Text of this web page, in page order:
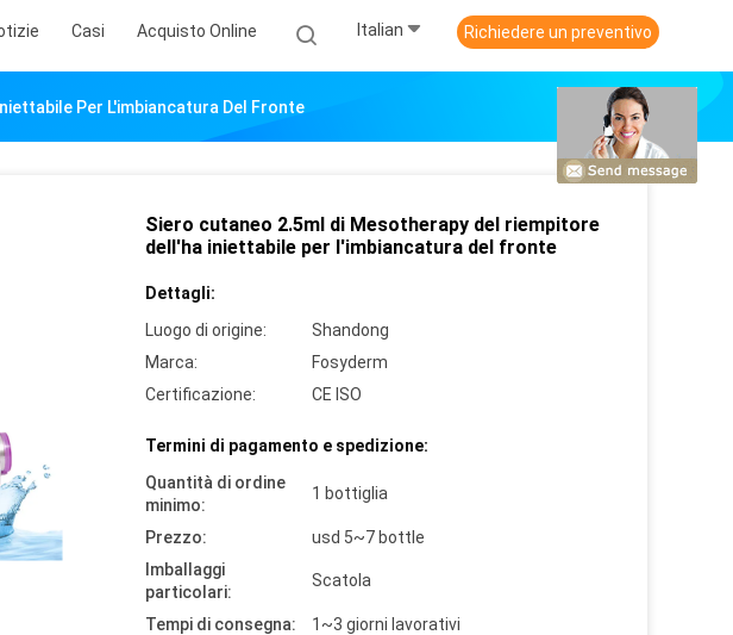
Casi Acquisto Online Italian Richiedere un preventivo
Per L'imbiancatura Del Fronte
Siero cutaneo 2.5ml di Mesotherapy del riempitore
dell'ha iniettabile per l'imbiancatura del fronte
Dettagli:
Luogo di origine:
Shandong
Marca:
Fosyderm
Certificazione:
CE ISO
Termini di pagamento e spedizione:
Quantità di ordine
minimo:
1 bottiglia
Prezzo:
usd 5~7 bottle
Imballaggi
particolari:
Scatola
Tempi di consegna:
1~3 giorni lavorativi